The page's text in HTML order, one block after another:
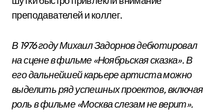
преподавателей и коллег.
В 1976 году Михаил Задорнов дебютировал
на сцене в фильме «Ноябрьская сказка». В
его дальнейшей карьере артиста можно
выделить ряд успешных проектов, включая
роль в фильме «Москва слезам не верит».